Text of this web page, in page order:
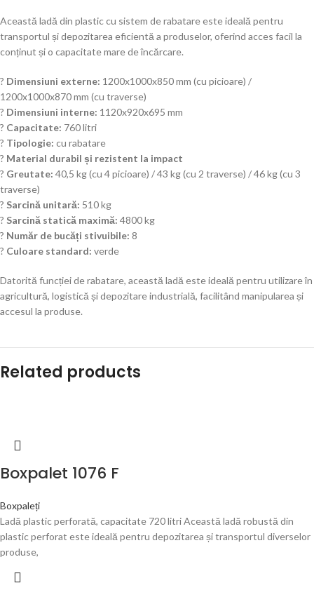
Această ladă din plastic cu sistem de rabatare este ideală pentru
transportul și depozitarea eficientă a produselor, oferind acces facil la
conținut și o capacitate mare de încărcare.
? Dimensiuni externe: 1200x1000x850 mm (cu picioare) /
1200x1000x870 mm (cu traverse)
? Dimensiuni interne: 1120x920x695 mm
? Capacitate: 760 litri
? Tipologie: cu rabatare
? Material durabil și rezistent la impact
? Greutate: 40,5 kg (cu 4 picioare) / 43 kg (cu 2 traverse) / 46 kg (cu 3
traverse)
? Sarcină unitară: 510 kg
? Sarcină statică maximă: 4800 kg
? Număr de bucăți stivuibile: 8
? Culoare standard: verde
Datorită funcției de rabatare, această ladă este ideală pentru utilizare în
agricultură, logistică și depozitare industrială, facilitând manipularea și
accesul la produse.
Related products
Boxpalet 1076 F
Boxpaleți
Ladă plastic perforată, capacitate 720 litri Această ladă robustă din
plastic perforat este ideală pentru depozitarea și transportul diverselor
produse,